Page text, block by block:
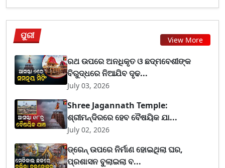
ପୁରୀ View More
ରଥ ଉପରେ ଅନଧିକୃତ ଓ ଛଦ୍ମବେଶୀଙ୍କ
ବିରୁଦ୍ଧରେ ନିଆଯିବ ଦୃଢ...
July 03, 2026
Shree Jagannath Temple:
ଶ୍ରୀମନ୍ଦିରରେ ହେବ ବୈଷୟିକ ଯା...
July 02, 2026
ଡ୍ରେନ୍ ଉପରେ ନିର୍ମାଣ ହୋଇଥିଲା ଘର,
ପ୍ରଶାସନ ବୁଲାଇଲା ବ...